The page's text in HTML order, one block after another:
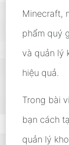
Minecraft,
phẩm quý
và quản lý
hiệu quả.
Trong bài
bạn cách
quản lý